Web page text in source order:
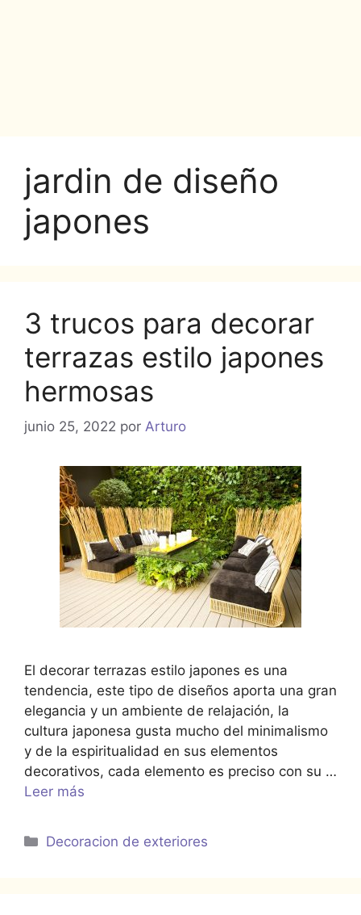
jardin de diseño
japones
3 trucos para decorar
terrazas estilo japones
hermosas
junio 25, 2022 por Arturo
El decorar terrazas estilo japones es una
tendencia, este tipo de diseños aporta una gran
elegancia y un ambiente de relajación, la
cultura japonesa gusta mucho del minimalismo
y de la espiritualidad en sus elementos
decorativos, cada elemento es preciso con su …
Leer más
Categorías
Decoracion de exteriores